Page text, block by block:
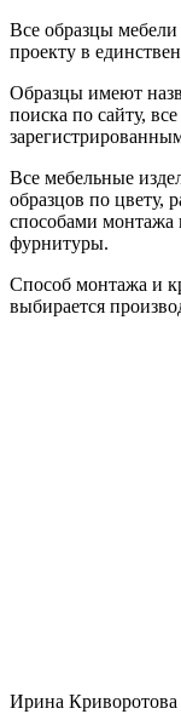
Все образцы
проекту в
Образцы имеют
поиска по сайту,
Все мебельные
образцов по цвету,
способами
фурнитуры.
Способ монтажа и
выбирается
Ирина Криворотова